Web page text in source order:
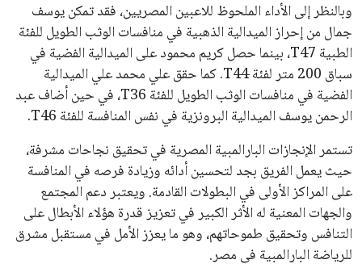
جديدة تحت مظلة “فيفا”.
على الجانب الآخر، تتركز المعارضة بشكل ملحوظ داخل القارة
الأوروبية، حيث ارتفعت حدة الانتقادات الموجهة إلى إنفانتينو
بسبب التوسع المستمر في البطولات الدولية وأثر ذلك على الجدول
الزمني للمسابقات المحلية. وقد دعا رئيس رابطة الدوري الإسباني،
خافيير تيباس، إلى تنحّي إنفانتينو، معتبراً أن سياساته تضر بصناعة
كرة القدم وتزيد من ضغوط المباريات.
على الرغم من هذه الانتقادات، تشير التوقعات إلى أن إنفانتينو
يمتلك فرصًا كبيرة للفوز بولاية جديدة، خصوصًا في ظل غياب
منافس قوي يتمتع بإجماع داخل الأسرة الكروية الدولية. هذا يعزز
من فرص استمراره في قيادة “فيفا” حتى عام 2031.